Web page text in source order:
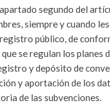
segundo del
siempre y cuando
público, de
se regulan los
y depósito de
y aportación de los
de las subvenciones.